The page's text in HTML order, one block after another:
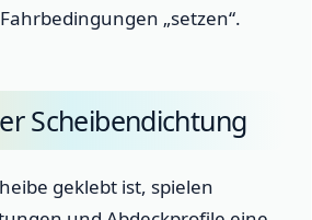
„setzen“.
Scheibendichtung
geklebt ist, spielen